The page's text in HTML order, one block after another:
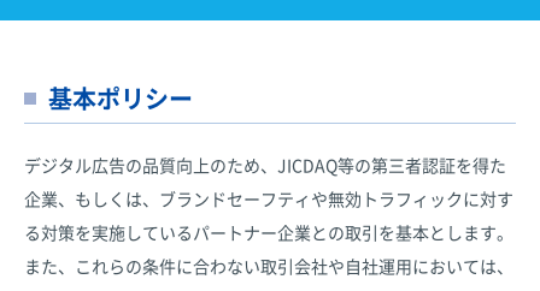
基本ポリシー
デジタル広告の品質向上のため、JICDAQ等の第三者認証を得た
企業、もしくは、ブランドセーフティや無効トラフィックに対す
る対策を実施しているパートナー企業との取引を基本とします。
また、これらの条件に合わない取引会社や自社運用においては、